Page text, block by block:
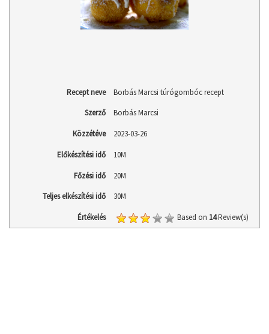
Recept neve Borbás Marcsi túrógombóc recept
Szerző Borbás Marcsi
Közzétéve 2023-03-26
Előkészítési idő 10M
Főzési idő 20M
Teljes elkészítési idő 30M
Értékelés Based on 14Review(s)